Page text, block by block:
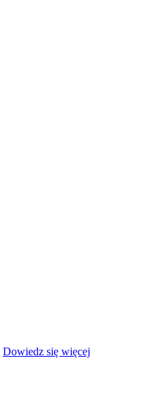
Dowiedz się więcej